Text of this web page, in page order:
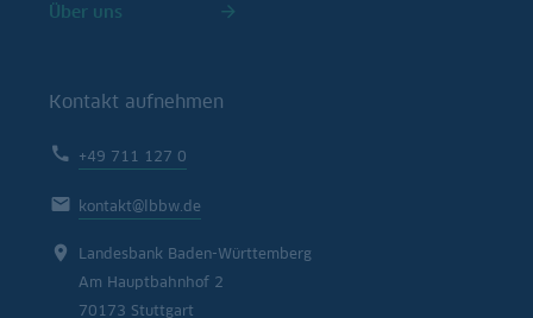
Über uns
Kontakt aufnehmen
+49 711 127 0
kontakt@lbbw.de
Landesbank Baden-Württemberg
Am Hauptbahnhof 2
70173 Stuttgart